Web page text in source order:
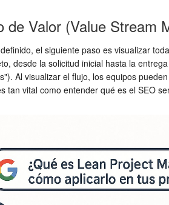
de Valor (Value Stream
el siguiente paso es visualizar
desde la solicitud inicial hasta la
Al visualizar el flujo, los equipos
tan vital como entender qué es el SEO